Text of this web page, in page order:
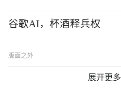
谷歌AI，杯酒释兵权
版面之外
展开更多